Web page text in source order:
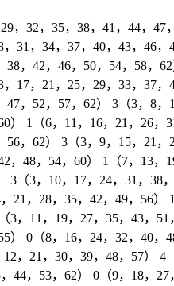
32，35，38，41，44，
31，34，37，40，43，46，
，42，46，50，54，58，
17，21，25，29，33，37，
，52，57，62） 3（3，8
1（6，11，16，21，26，
，62） 3（3，9，15，21
48，54，60） 1（7，13，
（3，10，17，24，31，38
，28，35，42，49，56）
，11，19，27，35，43，
0（8，16，24，32，40，
，21，30，39，48，57）
，53，62） 0（9，18，27